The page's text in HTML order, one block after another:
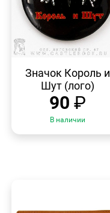
ПРОСМОТР
Значок Король и
Шут (лого)
90 ₽
В наличии